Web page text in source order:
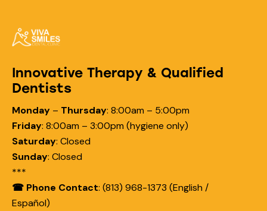
Innovative Therapy & Qualified
Dentists
Monday – Thursday: 8:00am – 5:00pm
Friday: 8:00am – 3:00pm (hygiene only)
Saturday: Closed
Sunday: Closed
***
☎ Phone Contact: (813) 968-1373 (English /
Español)